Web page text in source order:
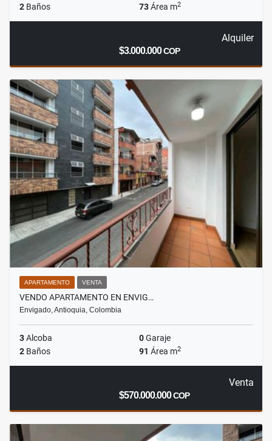
2 Baños 73Área m2
Alquiler
$3.000.000COP
APARTAMENTO VENTA
VENDO APARTAMENTO EN ENVIG…
Envigado, Antioquia, Colombia
3Alcoba 0Garaje
2 Baños 91 Área m2
Venta
$570.000.000COP